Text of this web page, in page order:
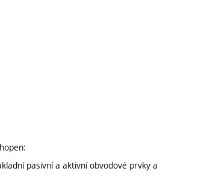
pasivní a aktivní obvodové prvky a